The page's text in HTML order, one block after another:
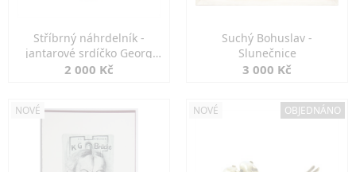
Stříbrný náhrdelník -
jantarové srdíčko Georg
Kramer
2 000 Kč
Suchý Bohuslav -
Slunečnice
3 000 Kč
NOVÉ NOVÉ OBJEDNÁNO